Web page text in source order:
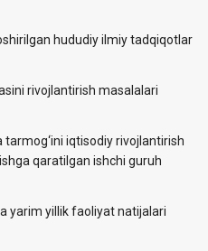
hududiy ilmiy tadqiqotlar
rivojlantirish masalalari
tarmog‘ini iqtisodiy rivojlantirish
qaratilgan ishchi guruh
yarim yillik faoliyat natijalari